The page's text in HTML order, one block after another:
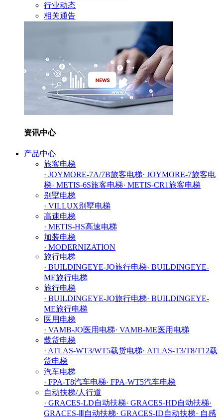
行业动态
相关通告
资讯中心
产品中心
旅客电梯
· JOYMORE-7A/7B旅客电梯· JOYMORE-7旅客电
梯· METIS-6S旅客电梯· METIS-CR1旅客电梯
别墅电梯
· VILLUX别墅电梯
高速电梯
· METIS-HS高速电梯
加装电梯
· MODERNIZATION
旅行电梯
· BUILDINGEYE-JO旅行电梯· BUILDINGEYE-
ME旅行电梯
旅行电梯
· BUILDINGEYE-JO旅行电梯· BUILDINGEYE-
ME旅行电梯
医用电梯
· VAMB-JO医用电梯· VAMB-ME医用电梯
载货电梯
· ATLAS-WT3/WT5载货电梯· ATLAS-T3/T8/T12载
货电梯
汽车电梯
· FPA-T8汽车电梯· FPA-WT5汽车电梯
自动扶梯/人行道
· GRACES-LD自动扶梯· GRACES-HD自动扶梯·
GRACES-Ⅲ自动扶梯· GRACES-ID自动扶梯· 自感